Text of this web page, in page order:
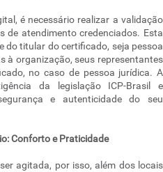
é necessário realizar a validação
de atendimento credenciados. Esta
do titular do certificado, seja pessoa
à organização, seus representantes
no caso de pessoa jurídica. A
da legislação ICP-Brasil e
e autenticidade do seu
Conforto e Praticidade
agitada, por isso, além dos locais